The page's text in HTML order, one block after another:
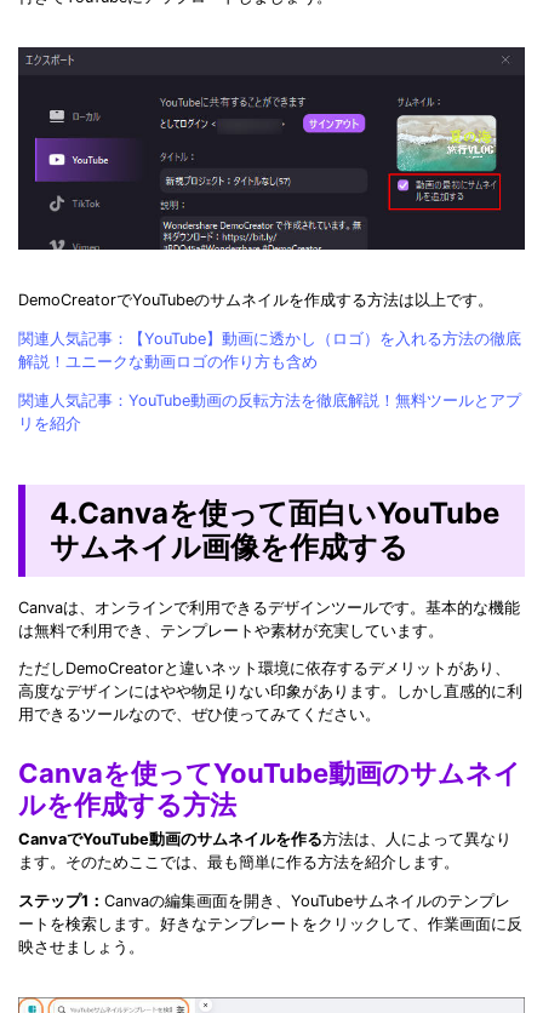
DemoCreatorでYouTubeのサムネイルを作成する方法は以上です。
関連人気記事：【YouTube】動画に透かし（ロゴ）を入れる方法の徹底
解説！ユニークな動画ロゴの作り方も含め
関連人気記事：YouTube動画の反転方法を徹底解説！無料ツールとアプ
リを紹介
4.Canvaを使って面白いYouTube
サムネイル画像を作成する
Canvaは、オンラインで利用できるデザインツールです。基本的な機能
は無料で利用でき、テンプレートや素材が充実しています。
ただしDemoCreatorと違いネット環境に依存するデメリットがあり、
高度なデザインにはやや物足りない印象があります。しかし直感的に利
用できるツールなので、ぜひ使ってみてください。
Canvaを使ってYouTube動画のサムネイ
ルを作成する方法
CanvaでYouTube動画のサムネイルを作る方法は、人によって異なり
ます。そのためここでは、最も簡単に作る方法を紹介します。
ステップ1： Canvaの編集画面を開き、YouTubeサムネイルのテンプレ
ートを検索します。好きなテンプレートをクリックして、作業画面に反
映させましょう。